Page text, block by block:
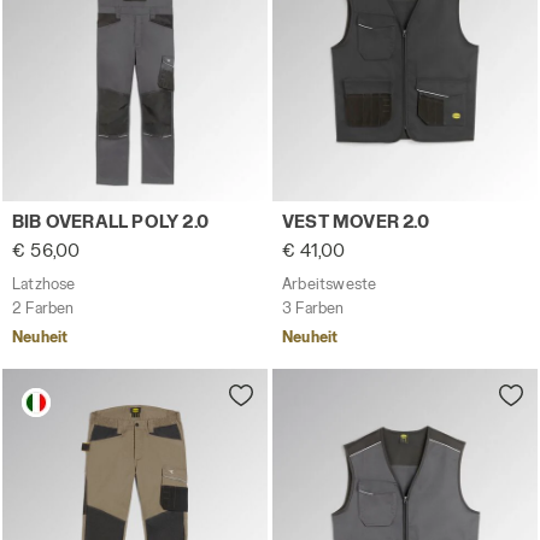
Latzhose BIB OVERALL POLY 2.0 STAHLGRAU - Utility
BIB OVERALL POLY 2.0
€ 56,00
Latzhose
2 Farben
Neuheit
Arbeitsweste VEST
VEST MOVER 2.0
€ 41,00
Arbeitsweste
3 Farben
Neuheit